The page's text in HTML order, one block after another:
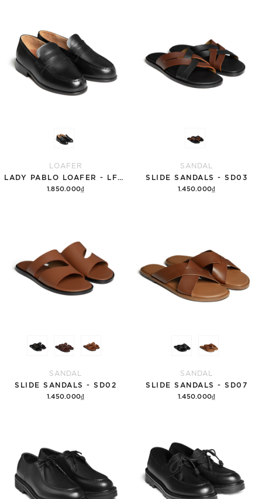
LOAFER
1.850.000₫
SANDAL
SLIDE SANDALS - SD03
1.450.000₫
SANDAL
SLIDE SANDALS - SD02
1.450.000₫
SANDAL
SLIDE SANDALS - SD07
1.450.000₫